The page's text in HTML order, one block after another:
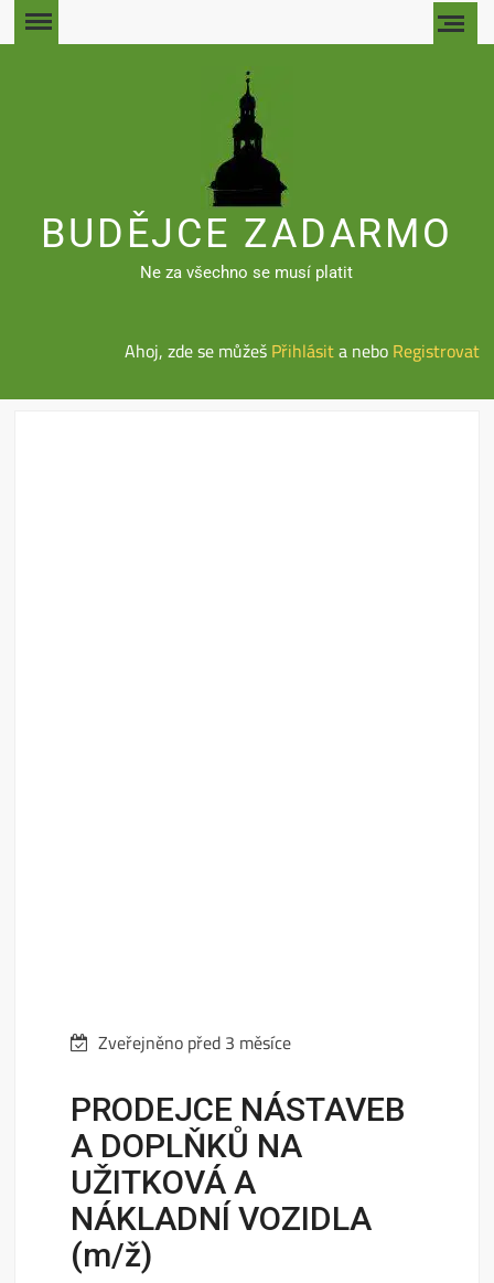
Skip
to
BUDĚJCE ZADARMO
Ne za všechno se musí platit
Ahoj, zde se můžešPřihlásita neboRegistrovat
Zveřejněno před 3 měsíce
PRODEJCE NÁSTAVEB
A DOPLŇKŮ NA
UŽITKOVÁ A
NÁKLADNÍ VOZIDLA
(m/ž)